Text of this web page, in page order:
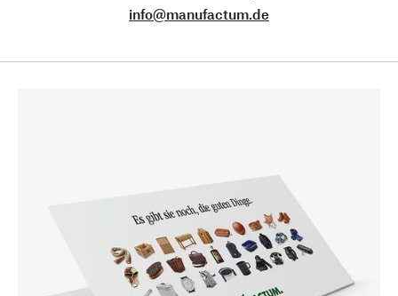
info@manufactum.de